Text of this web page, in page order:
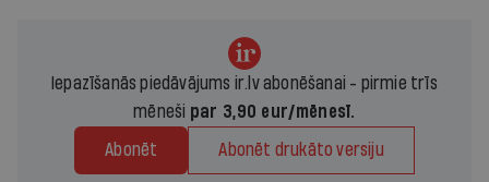
Iepazīšanās piedāvājums ir.lv abonēšanai - pirmie trīs
mēneši par 3,90 eur/mēnesī.
Abonēt Abonēt drukāto versiju